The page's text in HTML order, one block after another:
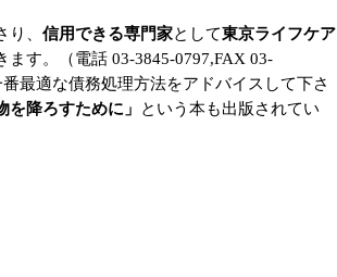
、 信用できる専門家として東京ライフケア
す。（電話 03-3845-0797,FAX 03-
な債務処理方法をアドバイスして下さ
降ろすために」
という本も出版されてい